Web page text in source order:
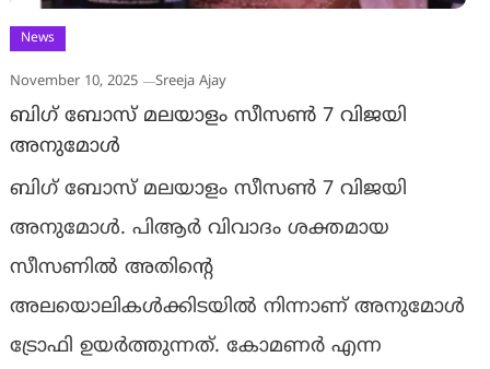
News
November 10, 2025 Sreeja Ajay
ബിഗ് ബോസ് മലയാളം സീസൺ 7 വിജയി
അനുമോൾ
ബിഗ് ബോസ് മലയാളം സീസൺ 7 വിജയി
അനുമോൾ. പിആർ വിവാദം ശക്തമായ
സീസണിൽ അതിന്റെ
അലയൊലികൾക്കിടയിൽ നിന്നാണ് അനുമോൾ
ട്രോഫി ഉയർത്തുന്നത്. കോമണർ എന്ന